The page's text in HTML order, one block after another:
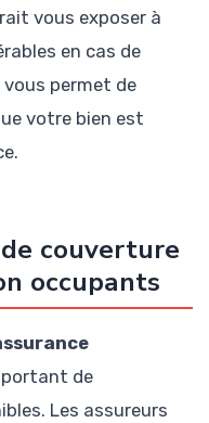
vous exposer à
en cas de
permet de
votre bien est
couverture
occupants
de
Les assureurs